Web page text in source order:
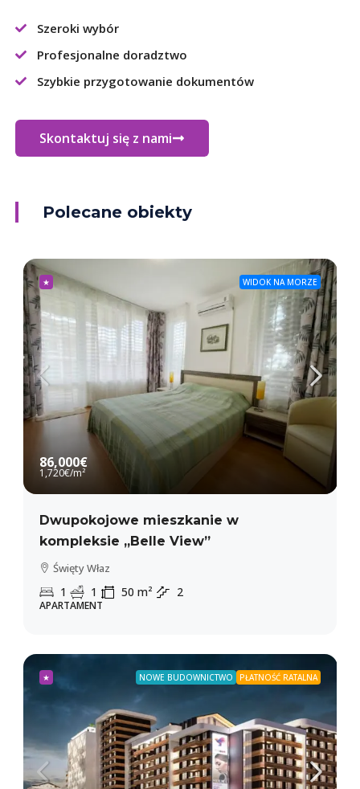
Szeroki wybór
Profesjonalne doradztwo
Szybkie przygotowanie dokumentów
Skontaktuj się z nami
Polecane obiekty
★ WIDOK NA MORZE
86,000€
1,720€/m²
Dwupokojowe mieszkanie w
kompleksie „Belle View”
Święty Właz
1 1 50 m² 2
APARTAMENT
★ NOWE BUDOWNICTWO PŁATNOŚĆ RATALNA